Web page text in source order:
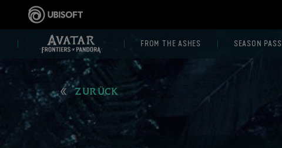
FROM THE ASHES SEASON PASS
ZURÜCK